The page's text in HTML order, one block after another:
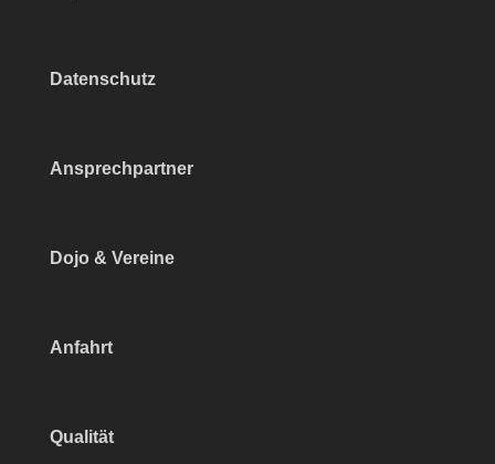
Datenschutz
Ansprechpartner
Dojo & Vereine
Anfahrt
Qualität